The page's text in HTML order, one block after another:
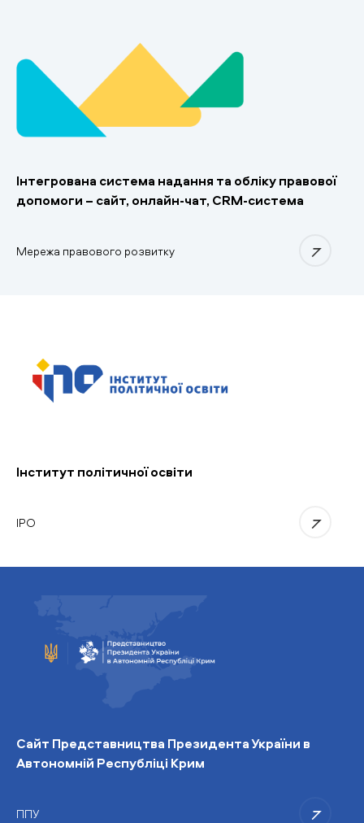
Інтегрована система надання та обліку правової
допомоги – сайт, онлайн-чат, CRM-система
Мережа правового розвитку
Інститут політичної освіти
IPO
Сайт Представництва Президента України в
Автономній Республіці Крим
ППУ